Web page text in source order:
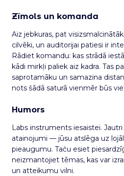
Zīmols un komanda
Aiz jebkuras, pat
cilvēki, un auditorijai patiesi ir
Rādiet komandu: kas strādā
kādi mirkļi paliek aiz kadra. Tas
saprotamāku un samazina
nots šādā saturā vienmēr būs
Humors
Labs instruments iesaistei.
atainojumi — jūsu atslēga uz
pieaugumu. Taču esiet
neizmantojiet tēmas, kas var
un atteikumu vilni.